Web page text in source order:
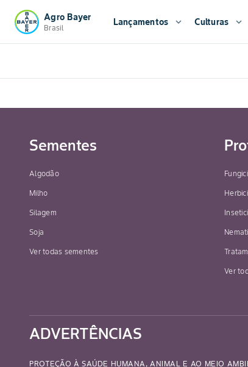
Agro Bayer
Brasil
Lançamentos expand_more Culturas expand_more
Sementes
Algodão
Milho
Silagem
Soja
Ver todas sementes
Ver
ADVERTÊNCIAS
PROTEÇÃO À SAÚDE HUMANA, ANIMAL E AO MEIO